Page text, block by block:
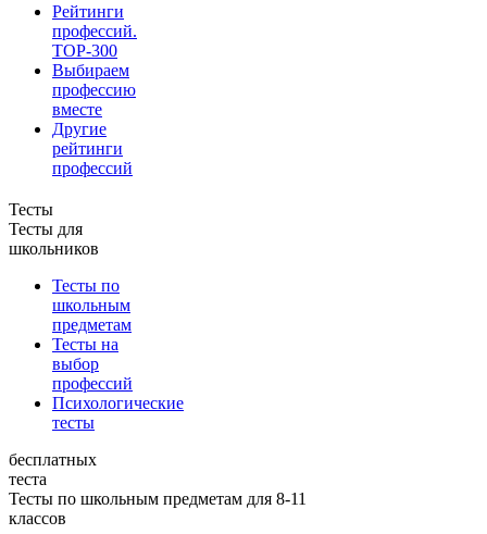
Рейтинги
профессий.
TOP-300
Выбираем
профессию
вместе
Другие
рейтинги
профессий
Тесты
Тесты для
школьников
Тесты по
школьным
предметам
Тесты на
выбор
профессий
Психологические
тесты
бесплатных
теста
Тесты по школьным предметам для 8-11
классов